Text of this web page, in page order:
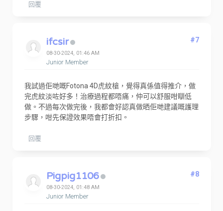
回覆
ifcsir
08-30-2024, 01:46 AM
Junior Member
#7
我試過佢哋嘅Fotona 4D虎紋槍，覺得真係值得推介，做
完虎紋淡咗好多！治療過程都唔痛，仲可以舒服咁瞓低
做。不過每次做完後，我都會好認真做晒佢哋建議嘅護理
步驟，咁先保證效果唔會打折扣。
回覆
Pigpig1106
08-30-2024, 01:48 AM
Junior Member
#8